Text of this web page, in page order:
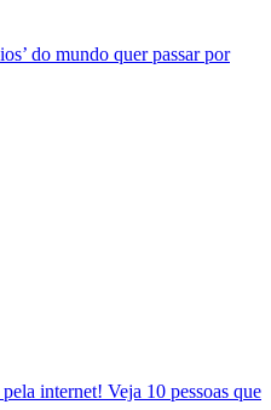
do mundo quer passar por
internet! Veja 10 pessoas que